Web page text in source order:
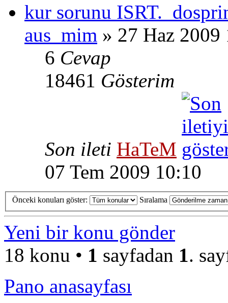
kur sorunu
aus_mim » 27 Haz 2009
6 Cevap
18461 Gösterim
Son ileti HaTeM
07 Tem 2009 10:10
Önceki konuları göster: Sıralama
Yeni bir konu gönder
18 konu • 1 sayfadan 1.
Pano anasayfası